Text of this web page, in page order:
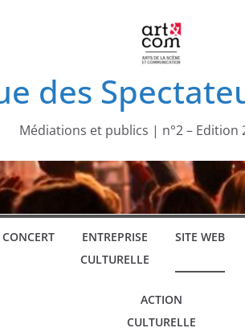
des
Médiations et publics | n°2 – Edition
CONCERT
ENTREPRISE
CULTURELLE
SITE WEB
ACTION
CULTURELLE